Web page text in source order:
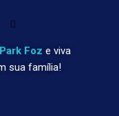
Foz e viva
sua família!